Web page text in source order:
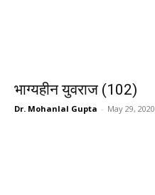
भाग्यहीन युवराज (102)
Dr. Mohanlal Gupta - May 29, 2020